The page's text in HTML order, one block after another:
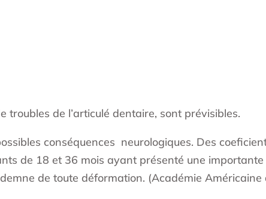
troubles de l’articulé dentaire, sont prévisibles.
conséquences neurologiques. Des
de 18 et 36 mois ayant présenté une
de toute déformation. (Académie Américaine